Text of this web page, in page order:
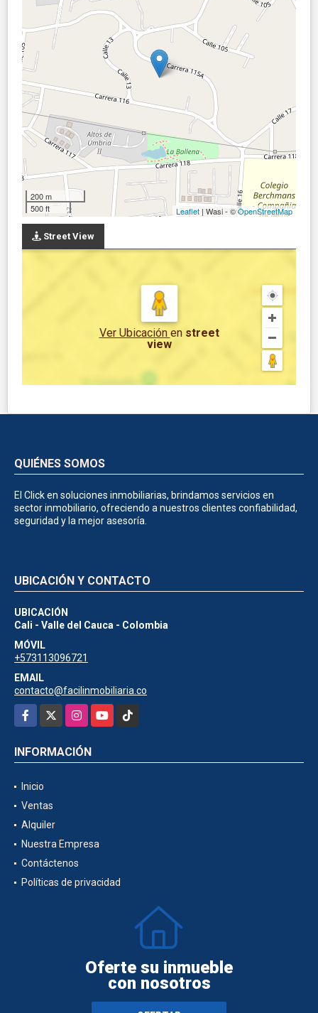
200 m
500 ft
Leaflet | Wasi - ©OpenStreetMap
Street View
Ver Ubicación en street
view
QUIÉNES SOMOS
El Click en soluciones inmobiliarias, brindamos servicios en
sector inmobiliario, ofreciendo a nuestros clientes confiabilidad,
seguridad y la mejor asesoría.
UBICACIÓN Y CONTACTO
UBICACIÓN
Cali - Valle del Cauca - Colombia
MÓVIL
+573113096721
EMAIL
contacto@facilinmobiliaria.co
Facebook
InstagramYouTubeTikTok
INFORMACIÓN
Inicio
Ventas
Alquiler
Nuestra Empresa
Contáctenos
Políticas de privacidad
Oferte su inmueble
con nosotros